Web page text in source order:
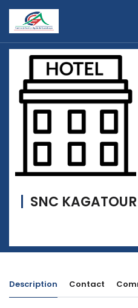
SNC KAGATOUR
Description Contact